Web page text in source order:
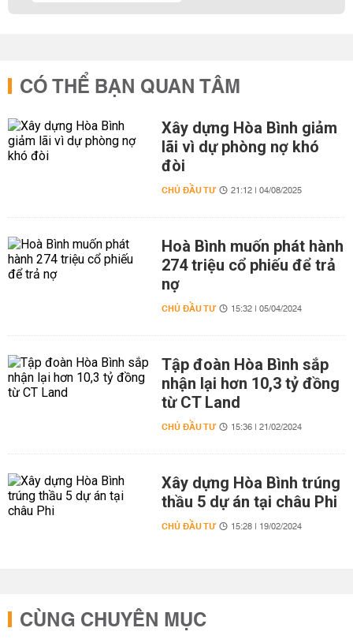
CÓ THỂ BẠN QUAN TÂM
Xây dựng Hòa Bình giảm
lãi vì dự phòng nợ khó
đòi
CHỦ ĐẦU TƯ 21:12 | 04/08/2025
Hoà Bình muốn phát hành
274 triệu cổ phiếu để trả
nợ
CHỦ ĐẦU TƯ 15:32 | 05/04/2024
Tập đoàn Hòa Bình sắp
nhận lại hơn 10,3 tỷ đồng
từ CT Land
CHỦ ĐẦU TƯ 15:36 | 21/02/2024
Xây dựng Hòa Bình trúng
thầu 5 dự án tại châu Phi
CHỦ ĐẦU TƯ 15:28 | 19/02/2024
CÙNG CHUYÊN MỤC